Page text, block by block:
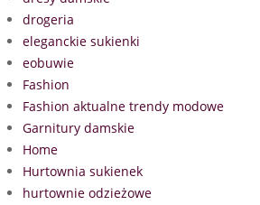
drogeria
eleganckie sukienki
eobuwie
Fashion
Fashion aktualne trendy modowe
Garnitury damskie
Home
Hurtownia sukienek
hurtownie odzieżowe